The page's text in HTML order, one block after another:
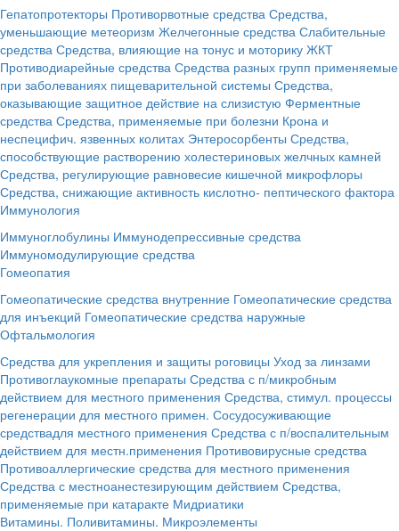
Гепатопротекторы Противорвотные средства Средства,
уменьшающие метеоризм Желчегонные средства Слабительные
средства Средства, влияющие на тонус и моторику ЖКТ
Противодиарейные средства Средства разных групп применяемые
при заболеваниях пищеварительной системы Средства,
оказывающие защитное действие на слизистую Ферментные
средства Средства, применяемые при болезни Крона и
неспецифич. язвенных колитах Энтеросорбенты Средства,
способствующие растворению холестериновых желчных камней
Средства, регулирующие равновесие кишечной микрофлоры
Средства, снижающие активность кислотно- пептического фактора
Иммунология
Иммуноглобулины Иммунодепрессивные средства
Иммуномодулирующие средства
Гомеопатия
Гомеопатические средства внутренние Гомеопатические средства
для инъекций Гомеопатические средства наружные
Офтальмология
Средства для укрепления и защиты роговицы Уход за линзами
Противоглаукомные препараты Средства с п/микробным
действием для местного применения Средства, стимул. процессы
регенерации для местного примен. Сосудосуживающие
средствадля местного применения Средства с п/воспалительным
действием для местн.применения Противовирусные средства
Противоаллергические средства для местного применения
Средства с местноанестезирующим действием Средства,
применяемые при катаракте Мидриатики
Витамины. Поливитамины. Микроэлементы